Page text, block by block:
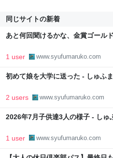
同じサイトの新着
あと何回聞けるかな、金賞ゴール
1 user www.syufumaruko.com
初めて娘を大学に送った - しゅふ
2 users www.syufumaruko.com
2026年7月子供達3人の様子 - しゅ
1 user www.syufumaruko.com